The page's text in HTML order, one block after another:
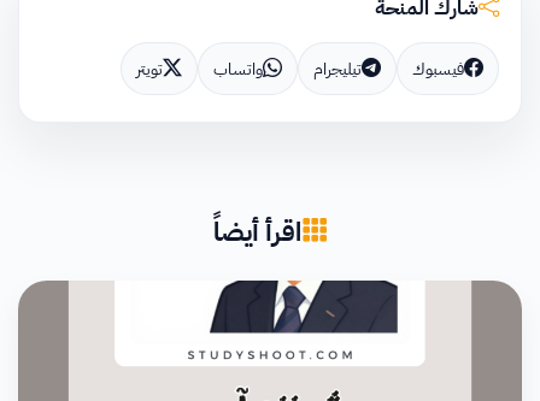
شارك المنحة
فيسبوك تيليجرام واتساب تويتر
اقرأ أيضاً